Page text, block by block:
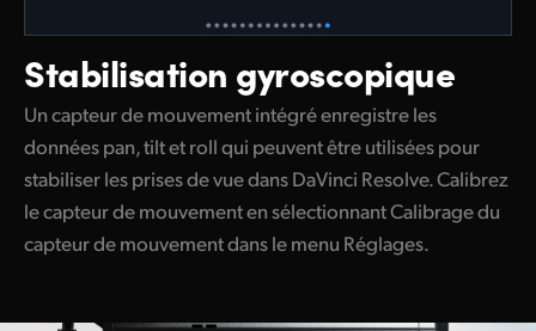
Stabilisation gyroscopique
Un capteur de mouvement intégré enregistre les
données pan, tilt et roll qui peuvent être utilisées pour
stabiliser les prises de vue dans DaVinci Resolve. Calibrez
le capteur de mouvement en sélectionnant Calibrage du
capteur de mouvement dans le menu Réglages.